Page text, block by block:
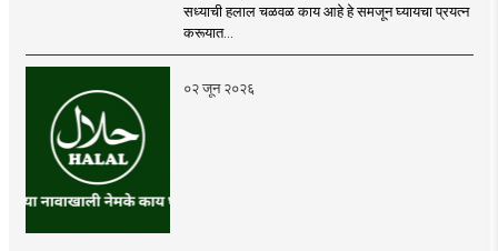
सध्याची हलाल चळवळ काय आहे हे समजून घ्यायचा प्रयत्न
करूयात...
०२ जून २०२६